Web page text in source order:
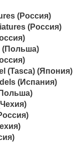
(Россия)
(Россия)
(Польша)
(Tasca) (Япония)
(Испания)